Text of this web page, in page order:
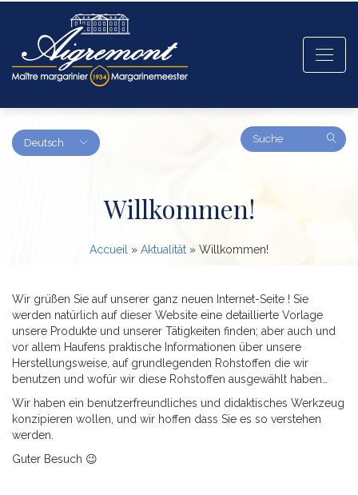
Deutsch
Amount
(in
Willkommen!
Accueil » Aktualität » Willkommen!
Wir grüßen Sie auf unserer ganz neuen Internet-Seite ! Sie
werden natürlich auf dieser Website eine detaillierte Vorlage
unsere Produkte und unserer Tätigkeiten finden; aber auch und
vor allem Haufens praktische Informationen über unsere
Herstellungsweise, auf grundlegenden Rohstoffen die wir
benutzen und wofür wir diese Rohstoffen ausgewählt haben…
Wir haben ein benutzerfreundliches und didaktisches Werkzeug
konzipieren wollen, und wir hoffen dass Sie es so verstehen
werden.
Guter Besuch 😉